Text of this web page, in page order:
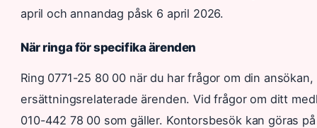
april och annandag påsk 6 april 2026.
När ringa för specifika ärenden
Ring 0771-25 80 00 när du har frågor om din
ersättningsrelaterade ärenden. Vid frågor om ditt
010-442 78 00 som gäller. Kontorsbesök kan göras